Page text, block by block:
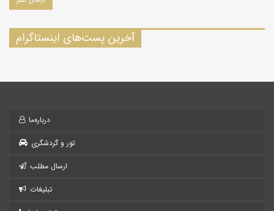
آخرین پست‌های اینستاگرام
درباره‌ما
تور و گردشگری
ارسال مطلب
تبلیغات